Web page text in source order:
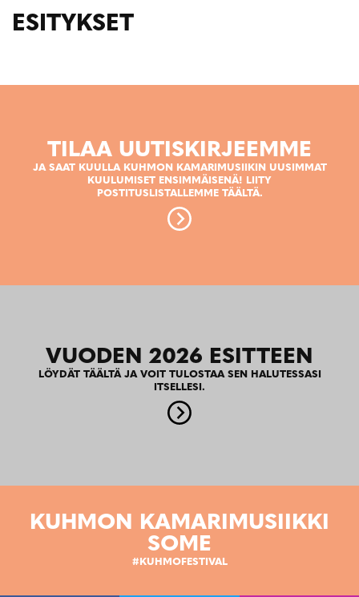
ESITYKSET
TILAA UUTISKIRJEEMME
JA SAAT KUULLA KUHMON KAMARIMUSIIKIN UUSIMMAT
KUULUMISET ENSIMMÄISENÄ! LIITY
POSTITUSLISTALLEMME TÄÄLTÄ.
VUODEN 2026 ESITTEEN
LÖYDÄT TÄÄLTÄ JA VOIT TULOSTAA SEN HALUTESSASI
ITSELLESI.
KUHMON KAMARIMUSIIKKI
SOME
#KUHMOFESTIVAL